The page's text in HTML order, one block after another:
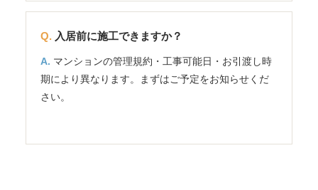
入居前に施工できますか？
マンションの管理規約・工事可能日・お引渡し時
期により異なります。まずはご予定をお知らせくだ
さい。